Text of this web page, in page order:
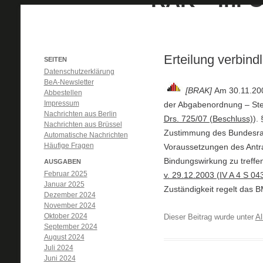
Erteilung
[BRAK] Am
der Abgabenordnung –
Drs. 725/07 (Beschluss)).
Zustimmung des
Voraussetzungen des
Bindungswirkung zu
v. 29.12.2003 (IV A 4 S
Zuständigkeit regelt das
Dieser Beitrag wurde unter
SEITEN
Datenschutzerklärung
BeA-Newsletter
Abbestellen
Impressum
Nachrichten aus Berlin
Nachrichten aus Brüssel
Automatische Nachrichten
Häufige Fragen
AUSGABEN
Februar 2025
Januar 2025
Dezember 2024
November 2024
Oktober 2024
September 2024
August 2024
Juli 2024
Juni 2024